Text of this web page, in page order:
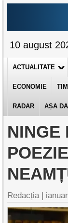
10 august
ACTUALITATE
ECONOMIE
RADAR AȘA
NINGE
Redacția |